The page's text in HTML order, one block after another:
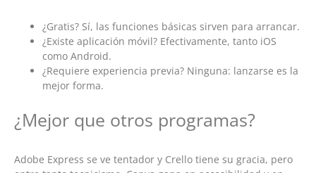
¿Gratis? Sí, las funciones básicas sirven para arrancar.
¿Existe aplicación móvil? Efectivamente, tanto iOS
como Android.
¿Requiere experiencia previa? Ninguna: lanzarse es la
mejor forma.
¿Mejor que otros programas?
Adobe Express se ve tentador y Crello tiene su gracia, pero